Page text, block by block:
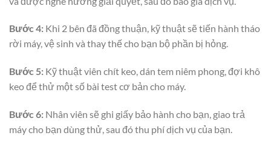
Bước 4: Khi 2 bên đã đồng thuận, kỹ thuật sẽ tiến hành tháo
rời máy, vệ sinh và thay thế cho bạn bộ phần bị hỏng.
Bước 5: Kỹ thuật viên chít keo, dán tem niêm phong, đợi khô
keo để thử một số bài test cơ bản cho máy.
Bước 6: Nhân viên sẽ ghi giấy bảo hành cho bạn, giao trả
máy cho bạn dùng thử, sau đó thu phí dịch vụ của bạn.